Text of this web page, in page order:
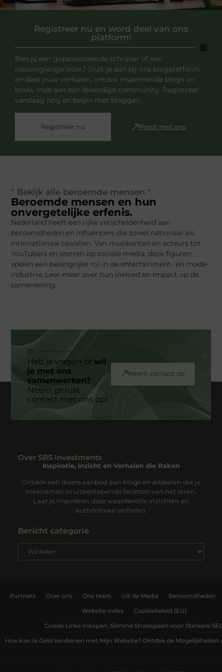
Registreer nu en word deel van ons
platform!
Ben jij een gepassioneerde schrijver of een
nieuwsgierige lezer? Sluit je aan bij ons blogplatform
en deel jouw verhalen, ontdek inspirerende blogs en
bouw mee aan een levendige community. Registreer
vandaag nog en begin met bloggen.
Registreer nu Praat met ons
" Bekijk alle beroemde mensen "
Beroemde mensen en hun
onvergetelijke erfenis.
Nederland heeft een rijke verscheidenheid aan
beroemdheden en influencers die zowel nationaal als
internationaal opvallen. Van muzikanten en acteurs tot
YouTubers en sterren op sociale media, deze figuren
spelen een belangrijke rol in de entertainment- en mode-
industrie. Leer meer over hun invloed en impact op de
samenleving.
Heb je vragen ofwil
je met ons
samenwerken?
Neem gerust
contact met ons op!
Neem contact op
Over SBS Investments
Inspiratie, Inzicht en Verhalen die Raken
Ontdek een divers aanbod aan blogs en artikelen die je
meenemen in uiteenlopende facetten van het leven.
Laat je inspireren door waardevolle inzichten en
authentieke verhalen.
Bericht categorie
Partners Over ons Ons team Uit de Media Beroemdheden
Website index Cookiebeleid (EU)
Goede Links Inkopen: Slimme Strategieën voor Sterkere
Hoe Kan Ik Geld Verdienen met Mijn Website? Ontdek de Mogelijkheden